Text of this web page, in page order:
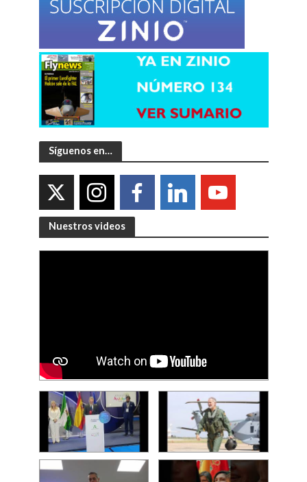
Síguenos en…
Nuestros videos